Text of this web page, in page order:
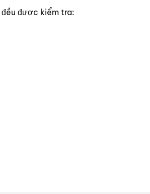
được kiểm tra: